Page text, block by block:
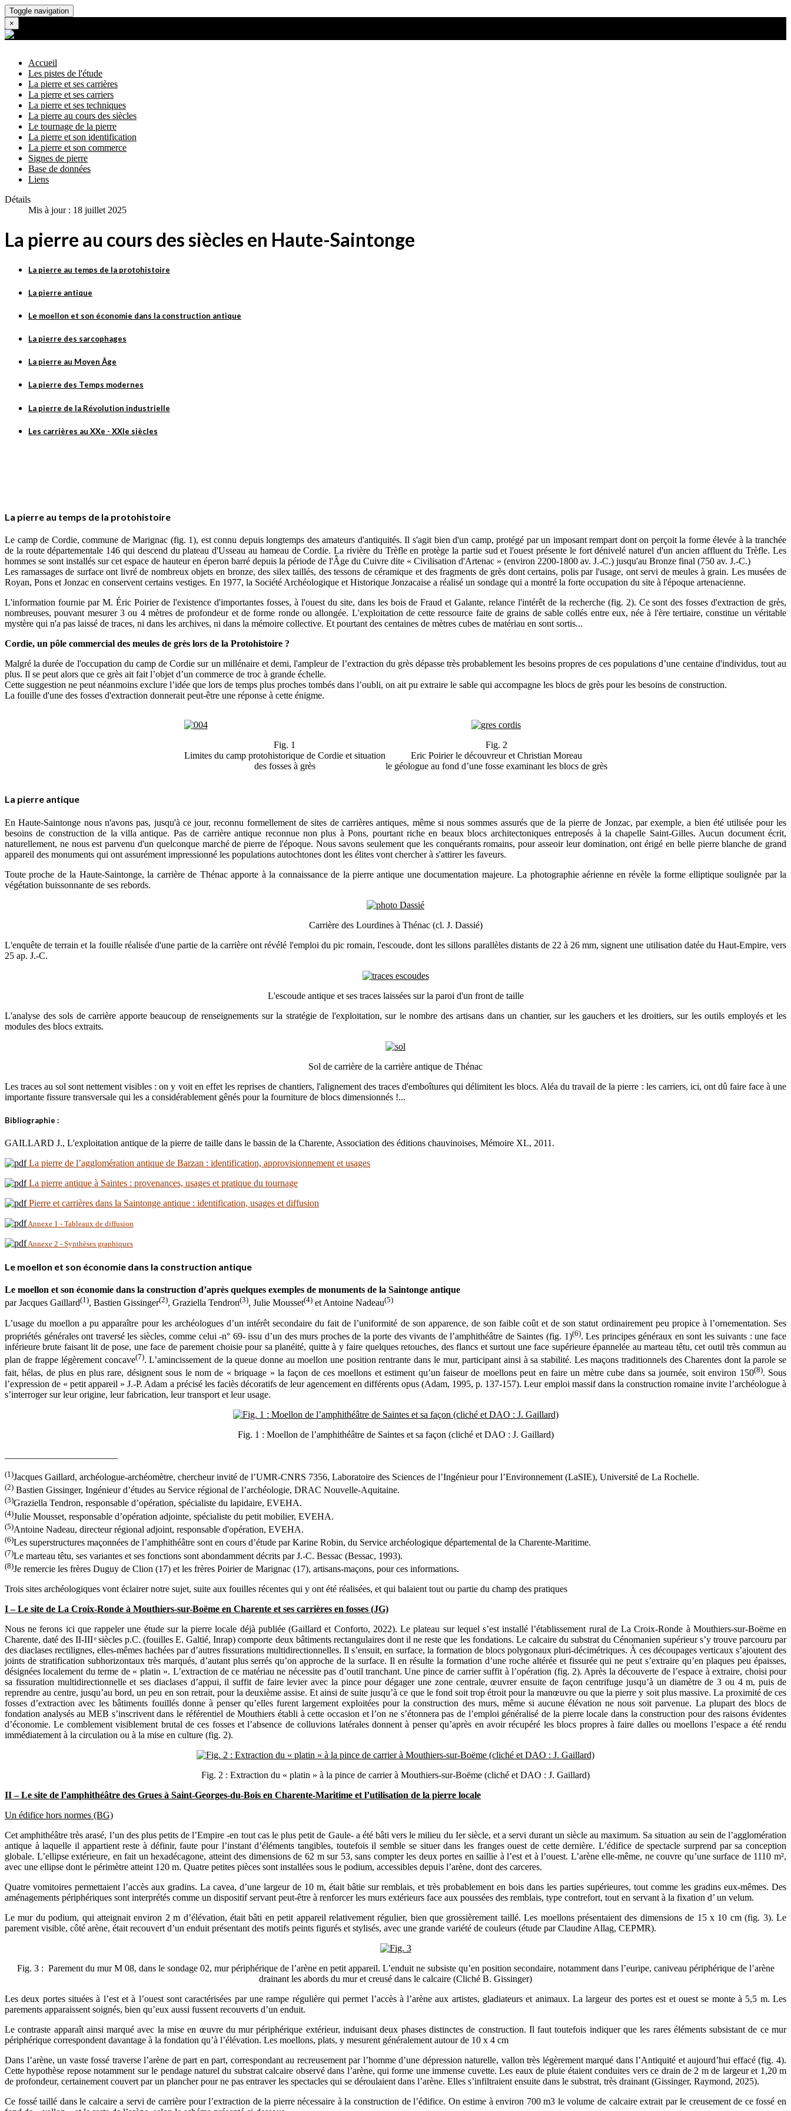
Toggle navigation
×
Accueil
Les pistes de l'étude
La pierre et ses carrières
La pierre et ses carriers
La pierre et ses techniques
La pierre au cours des siècles
Le tournage de la pierre
La pierre et son identification
La pierre et son commerce
Signes de pierre
Base de données
Liens
Détails
Mis à jour : 18 juillet 2025
La pierre au cours des siècles en Haute-Saintonge
La pierre au temps de la protohistoire
La pierre antique
Le moellon et son économie dans la construction antique
La pierre des sarcophages
La pierre au Moyen Âge
La pierre des Temps modernes
La pierre de la Révolution industrielle
Les carrières au XXe - XXIe siècles
La pierre au temps de la protohistoire
Le camp de Cordie, commune de Marignac (fig. 1), est connu depuis longtemps des amateurs d'antiquités. Il s'agit bien d'un camp, protégé par un imposant rempart dont on perçoit la forme élevée à la tranchée
de la route départementale 146 qui descend du plateau d'Usseau au hameau de Cordie. La rivière du Trèfle en protège la partie sud et l'ouest présente le fort dénivelé naturel d'un ancien affluent du Trèfle. Les
hommes se sont installés sur cet espace de hauteur en éperon barré depuis la période de l'Âge du Cuivre dite « Civilisation d'Artenac » (environ 2200-1800 av. J.-C.) jusqu'au Bronze final (750 av. J.-C.)
Les ramassages de surface ont livré de nombreux objets en bronze, des silex taillés, des tessons de céramique et des fragments de grès dont certains, polis par l'usage, ont servi de meules à grain. Les musées de
Royan, Pons et Jonzac en conservent certains vestiges. En 1977, la Société Archéologique et Historique Jonzacaise a réalisé un sondage qui a montré la forte occupation du site à l'époque artenacienne.
L'information fournie par M. Éric Poirier de l'existence d'importantes fosses, à l'ouest du site, dans les bois de Fraud et Galante, relance l'intérêt de la recherche (fig. 2). Ce sont des fosses d'extraction de grès,
nombreuses, pouvant mesurer 3 ou 4 mètres de profondeur et de forme ronde ou allongée. L'exploitation de cette ressource faite de grains de sable collés entre eux, née à l'ère tertiaire, constitue un véritable
mystère qui n'a pas laissé de traces, ni dans les archives, ni dans la mémoire collective. Et pourtant des centaines de mètres cubes de matériau en sont sortis...
Cordie, un pôle commercial des meules de grès lors de la Protohistoire ?
Malgré la durée de l'occupation du camp de Cordie sur un millénaire et demi, l'ampleur de l’extraction du grès dépasse très probablement les besoins propres de ces populations d’une centaine d'individus, tout au
plus. Il se peut alors que ce grès ait fait l’objet d’un commerce de troc à grande échelle.
Cette suggestion ne peut néanmoins exclure l’idée que lors de temps plus proches tombés dans l’oubli, on ait pu extraire le sable qui accompagne les blocs de grès pour les besoins de construction.
La fouille d'une des fosses d'extraction donnerait peut-être une réponse à cette énigme.
Fig. 1
Limites du camp protohistorique de Cordie et situation
des fosses à grès
Fig. 2
Eric Poirier le découvreur et Christian Moreau
le géologue au fond d’une fosse examinant les blocs de grès
La pierre antique
En Haute-Saintonge nous n'avons pas, jusqu'à ce jour, reconnu formellement de sites de carrières antiques, même si nous sommes assurés que de la pierre de Jonzac, par exemple, a bien été utilisée pour les
besoins de construction de la villa antique. Pas de carrière antique reconnue non plus à Pons, pourtant riche en beaux blocs architectoniques entreposés à la chapelle Saint-Gilles. Aucun document écrit,
naturellement, ne nous est parvenu d'un quelconque marché de pierre de l'époque. Nous savons seulement que les conquérants romains, pour asseoir leur domination, ont érigé en belle pierre blanche de grand
appareil des monuments qui ont assurément impressionné les populations autochtones dont les élites vont chercher à s'attirer les faveurs.
Toute proche de la Haute-Saintonge, la carrière de Thénac apporte à la connaissance de la pierre antique une documentation majeure. La photographie aérienne en révèle la forme elliptique soulignée par la
végétation buissonnante de ses rebords.
Carrière des Lourdines à Thénac (cl. J. Dassié)
L'enquête de terrain et la fouille réalisée d'une partie de la carrière ont révélé l'emploi du pic romain, l'escoude, dont les sillons parallèles distants de 22 à 26 mm, signent une utilisation datée du Haut-Empire, vers
25 ap. J.-C.
L'escoude antique et ses traces laissées sur la paroi d'un front de taille
L'analyse des sols de carrière apporte beaucoup de renseignements sur la stratégie de l'exploitation, sur le nombre des artisans dans un chantier, sur les gauchers et les droitiers, sur les outils employés et les
modules des blocs extraits.
Sol de carrière de la carrière antique de Thénac
Les traces au sol sont nettement visibles : on y voit en effet les reprises de chantiers, l'alignement des traces d'emboîtures qui délimitent les blocs. Aléa du travail de la pierre : les carriers, ici, ont dû faire face à une
importante fissure transversale qui les a considérablement gênés pour la fourniture de blocs dimensionnés !...
Bibliographie :
GAILLARD J., L'exploitation antique de la pierre de taille dans le bassin de la Charente, Association des éditions chauvinoises, Mémoire XL, 2011.
La pierre de l’agglomération antique de Barzan : identification, approvisionnement et usages
La pierre antique à Saintes : provenances, usages et pratique du tournage
Pierre et carrières dans la Saintonge antique : identification, usages et diffusion
Annexe 1 - Tableaux de diffusion
Annexe 2 - Synthèses graphiques
Le moellon et son économie dans la construction antique
Le moellon et son économie dans la construction d’après quelques exemples de monuments de la Saintonge antique
par Jacques Gaillard(1), Bastien Gissinger(2), Graziella Tendron(3), Julie Mousset(4) et Antoine Nadeau(5)
L’usage du moellon a pu apparaître pour les archéologues d’un intérêt secondaire du fait de l’uniformité de son apparence, de son faible coût et de son statut ordinairement peu propice à l’ornementation. Ses
propriétés générales ont traversé les siècles, comme celui -n° 69- issu d’un des murs proches de la porte des vivants de l’amphithéâtre de Saintes (fig. 1)(6). Les principes généraux en sont les suivants : une face
inférieure brute faisant lit de pose, une face de parement choisie pour sa planéité, quitte à y faire quelques retouches, des flancs et surtout une face supérieure épannelée au marteau têtu, cet outil très commun au
plan de frappe légèrement concave(7). L’amincissement de la queue donne au moellon une position rentrante dans le mur, participant ainsi à sa stabilité. Les maçons traditionnels des Charentes dont la parole se
fait, hélas, de plus en plus rare, désignent sous le nom de « briquage » la façon de ces moellons et estiment qu’un faiseur de moellons peut en faire un mètre cube dans sa journée, soit environ 150(8). Sous
l’expression de « petit appareil » J.-P. Adam a précisé les faciès décoratifs de leur agencement en différents opus (Adam, 1995, p. 137-157). Leur emploi massif dans la construction romaine invite l’archéologue à
s’interroger sur leur origine, leur fabrication, leur transport et leur usage.
Fig. 1 : Moellon de l’amphithéâtre de Saintes et sa façon (cliché et DAO : J. Gaillard)
(1)Jacques Gaillard, archéologue-archéomètre, chercheur invité de l’UMR-CNRS 7356, Laboratoire des Sciences de l’Ingénieur pour l’Environnement (LaSIE), Université de La Rochelle.
(2) Bastien Gissinger, Ingénieur d’études au Service régional de l’archéologie, DRAC Nouvelle-Aquitaine.
(3)Graziella Tendron, responsable d’opération, spécialiste du lapidaire, EVEHA.
(4)Julie Mousset, responsable d’opération adjointe, spécialiste du petit mobilier, EVEHA.
(5)Antoine Nadeau, directeur régional adjoint, responsable d'opération, EVEHA.
(6)Les superstructures maçonnées de l’amphithéâtre sont en cours d’étude par Karine Robin, du Service archéologique départemental de la Charente-Maritime.
(7)Le marteau têtu, ses variantes et ses fonctions sont abondamment décrits par J.-C. Bessac (Bessac, 1993).
(8)Je remercie les frères Duguy de Clion (17) et les frères Poirier de Marignac (17), artisans-maçons, pour ces informations.
Trois sites archéologiques vont éclairer notre sujet, suite aux fouilles récentes qui y ont été réalisées, et qui balaient tout ou partie du champ des pratiques
I – Le site de La Croix-Ronde à Mouthiers-sur-Boëme en Charente et ses carrières en fosses (JG)
Nous ne ferons ici que rappeler une étude sur la pierre locale déjà publiée (Gaillard et Conforto, 2022). Le plateau sur lequel s’est installé l’établissement rural de La Croix-Ronde à Mouthiers-sur-Boëme en
Charente, daté des II-III ͤ siècles p.C. (fouilles E. Galtié, Inrap) comporte deux bâtiments rectangulaires dont il ne reste que les fondations. Le calcaire du substrat du Cénomanien supérieur s’y trouve parcouru par
des diaclases rectilignes, elles-mêmes hachées par d’autres fissurations multidirectionnelles. Il s’ensuit, en surface, la formation de blocs polygonaux pluri-décimétriques. À ces découpages verticaux s’ajoutent des
joints de stratification subhorizontaux très marqués, d’autant plus serrés qu’on approche de la surface. Il en résulte la formation d’une roche altérée et fissurée qui ne peut s’extraire qu’en plaques peu épaisses,
désignées localement du terme de « platin ». L’extraction de ce matériau ne nécessite pas d’outil tranchant. Une pince de carrier suffit à l’opération (fig. 2). Après la découverte de l’espace à extraire, choisi pour
sa fissuration multidirectionnelle et ses diaclases d’appui, il suffit de faire levier avec la pince pour dégager une zone centrale, œuvrer ensuite de façon centrifuge jusqu’à un diamètre de 3 ou 4 m, puis de
reprendre au centre, jusqu’au bord, un peu en son retrait, pour la deuxième assise. Et ainsi de suite jusqu’à ce que le fond soit trop étroit pour la manœuvre ou que la pierre y soit plus massive. La proximité de ces
fosses d’extraction avec les bâtiments fouillés donne à penser qu’elles furent largement exploitées pour la construction des murs, même si aucune élévation ne nous soit parvenue. La plupart des blocs de
fondation analysés au MEB s’inscrivent dans le référentiel de Mouthiers établi à cette occasion et l’on ne s’étonnera pas de l’emploi généralisé de la pierre locale dans la construction pour des raisons évidentes
d’économie. Le comblement visiblement brutal de ces fosses et l’absence de colluvions latérales donnent à penser qu’après en avoir récupéré les blocs propres à faire dalles ou moellons l’espace a été rendu
immédiatement à la circulation ou à la mise en culture (fig. 2).
Fig. 2 : Extraction du « platin » à la pince de carrier à Mouthiers-sur-Boëme (cliché et DAO : J. Gaillard)
II – Le site de l’amphithéâtre des Grues à Saint-Georges-du-Bois en Charente-Maritime et l’utilisation de la pierre locale
Un édifice hors normes (BG)
Cet amphithéâtre très arasé, l’un des plus petits de l’Empire -en tout cas le plus petit de Gaule- a été bâti vers le milieu du Ier siècle, et a servi durant un siècle au maximum. Sa situation au sein de l’agglomération
antique à laquelle il appartient reste à définir, faute pour l’instant d’éléments tangibles, toutefois il semble se situer dans les franges ouest de cette dernière. L’édifice de spectacle surprend par sa conception
globale. L’ellipse extérieure, en fait un hexadécagone, atteint des dimensions de 62 m sur 53, sans compter les deux portes en saillie à l’est et à l’ouest. L’arène elle-même, ne couvre qu’une surface de 1110 m²,
avec une ellipse dont le périmètre atteint 120 m. Quatre petites pièces sont installées sous le podium, accessibles depuis l’arène, dont des carceres.
Quatre vomitoires permettaient l’accès aux gradins. La cavea, d’une largeur de 10 m, était bâtie sur remblais, et très probablement en bois dans les parties supérieures, tout comme les gradins eux-mêmes. Des
aménagements périphériques sont interprétés comme un dispositif servant peut-être à renforcer les murs extérieurs face aux poussées des remblais, type contrefort, tout en servant à la fixation d’ un velum.
Le mur du podium, qui atteignait environ 2 m d’élévation, était bâti en petit appareil relativement régulier, bien que grossièrement taillé. Les moellons présentaient des dimensions de 15 x 10 cm (fig. 3). Le
parement visible, côté arène, était recouvert d’un enduit présentant des motifs peints figurés et stylisés, avec une grande variété de couleurs (étude par Claudine Allag, CEPMR).
Fig. 3 : Parement du mur M 08, dans le sondage 02, mur périphérique de l’arène en petit appareil. L’enduit ne subsiste qu’en position secondaire, notamment dans l’euripe, caniveau périphérique de l’arène
drainant les abords du mur et creusé dans le calcaire (Cliché B. Gissinger)
Les deux portes situées à l’est et à l’ouest sont caractérisées par une rampe régulière qui permet l’accès à l’arène aux artistes, gladiateurs et animaux. La largeur des portes est et ouest se monte à 5,5 m. Les
parements apparaissent soignés, bien qu’eux aussi fussent recouverts d’un enduit.
Le contraste apparaît ainsi marqué avec la mise en œuvre du mur périphérique extérieur, induisant deux phases distinctes de construction. Il faut toutefois indiquer que les rares éléments subsistant de ce mur
périphérique correspondent davantage à la fondation qu’à l’élévation. Les moellons, plats, y mesurent généralement autour de 10 x 4 cm
Dans l’arène, un vaste fossé traverse l’arène de part en part, correspondant au recreusement par l’homme d’une dépression naturelle, vallon très légèrement marqué dans l’Antiquité et aujourd’hui effacé (fig. 4).
Cette hypothèse repose notamment sur le pendage naturel du substrat calcaire observé dans l’arène, qui forme une immense cuvette. Les eaux de pluie étaient conduites vers ce drain de 2 m de largeur et 1,20 m
de profondeur, certainement couvert par un plancher pour ne pas entraver les spectacles qui se déroulaient dans l’arène. Elles s’infiltraient ensuite dans le substrat, très drainant (Gissinger, Raymond, 2025).
Ce fossé taillé dans le calcaire a servi de carrière pour l’extraction de la pierre nécessaire à la construction de l’édifice. On estime à environ 700 m3 le volume de calcaire extrait par le creusement de ce fossé en